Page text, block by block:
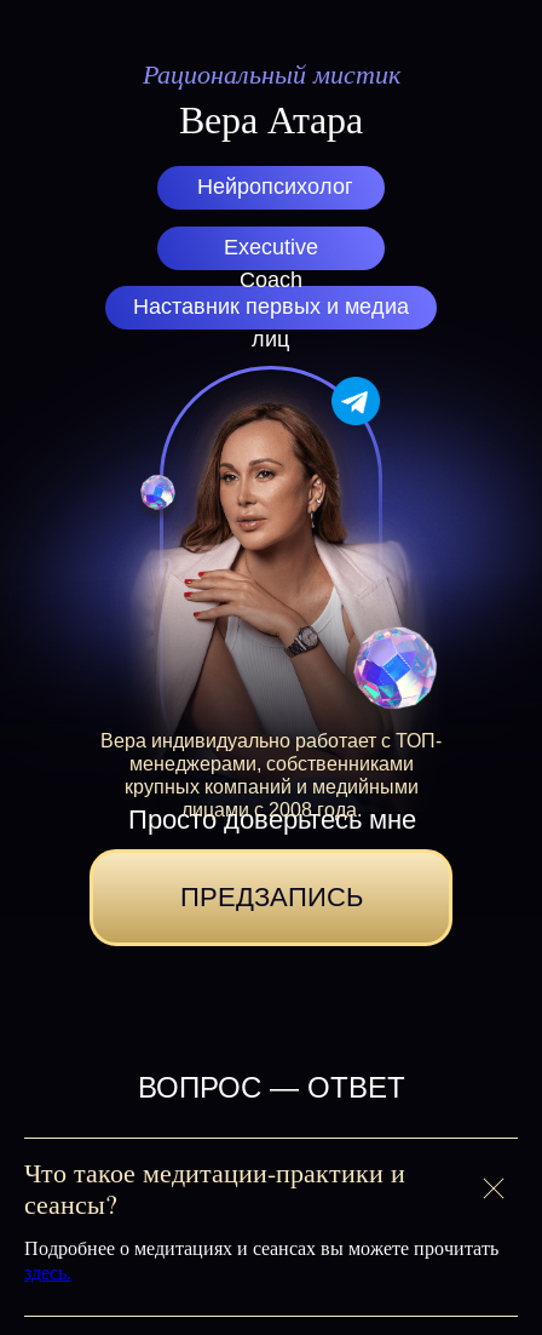
Рациональный мистик
Вера Атара
Просто доверьтесь мне
Вера индивидуально работает с ТОП-
менеджерами, собственниками
крупных компаний и медийными
лицами с 2008 года.
Нейропсихолог
Наставник первых и медиа
лиц
ПРЕДЗАПИСЬ
Executive
Coach
ВОПРОС — ОТВЕТ
Что такое медитации-практики и
сеансы?
Подробнее о медитациях и сеансах вы можете прочитать
здесь.